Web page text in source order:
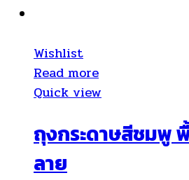
Wishlist
Read more
Quick view
ถุงกระดาษสีชมพู
ลาย